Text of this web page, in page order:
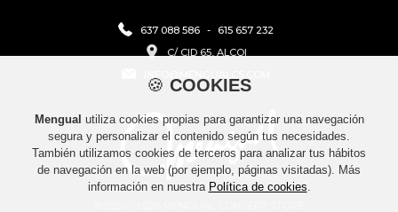
637 088 586 -
615 657 232
C/ CID 65, ALCOI
🍪 COOKIES
Mengual utiliza cookies propias para garantizar una navegación
segura y personalizar el contenido según tus necesidades.
También utilizamos cookies de terceros para analizar tus hábitos
de navegación en la web (por ejemplo, páginas visitadas). Más
información en nuestra Política de cookies.